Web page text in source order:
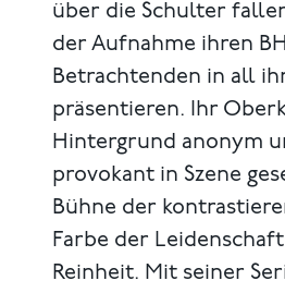
über die Schulter
der Aufnahme ihren
Betrachtenden in all
präsentieren. Ihr
Hintergrund anonym
provokant in Szene
Bühne der
Farbe der
Reinheit. Mit seiner